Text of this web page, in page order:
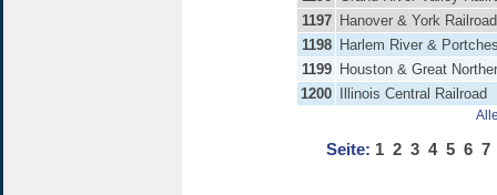
1197
Hanover & York Railroad
1198
Harlem River &
1199
Houston & Great
1200
Illinois Central Railroad
Seite: 1 2 3 4 5 6 7